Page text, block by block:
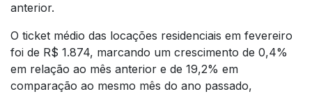
anterior.
O ticket médio das locações residenciais em fevereiro
foi de R$ 1.874, marcando um crescimento de 0,4%
em relação ao mês anterior e de 19,2% em
comparação ao mesmo mês do ano passado,